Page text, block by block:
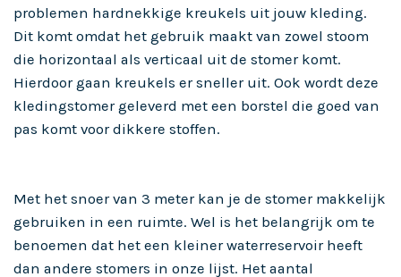
problemen hardnekkige kreukels uit jouw kleding.
Dit komt omdat het gebruik maakt van zowel stoom
die horizontaal als verticaal uit de stomer komt.
Hierdoor gaan kreukels er sneller uit. Ook wordt deze
kledingstomer geleverd met een borstel die goed van
pas komt voor dikkere stoffen.
Met het snoer van 3 meter kan je de stomer makkelijk
gebruiken in een ruimte. Wel is het belangrijk om te
benoemen dat het een kleiner waterreservoir heeft
dan andere stomers in onze lijst. Het aantal